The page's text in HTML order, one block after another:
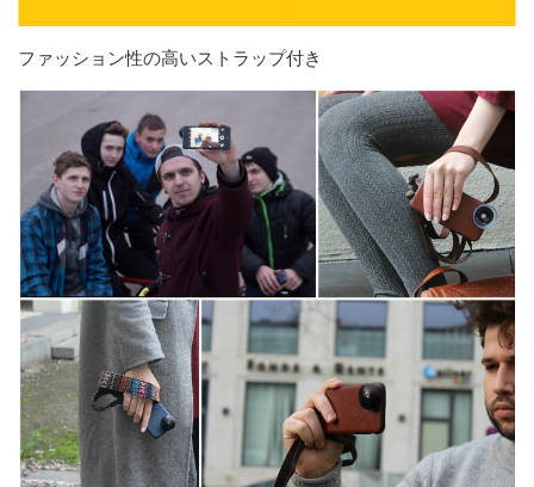
ファッション性の高いストラップ付き